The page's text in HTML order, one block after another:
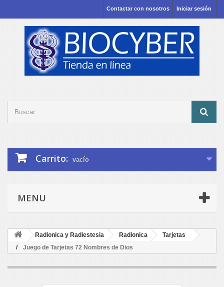
Iniciar sesión
Contactar con nosotros
Carrito: vacío
MENU
Radionica y Radiestesia Radionica
Tarjetas
Juego de Tarjetas 72 Nombres de Dios